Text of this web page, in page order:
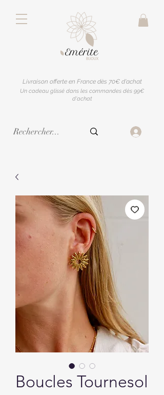
Livraison offerte en France dès 70€ d'achat
Un cadeau glissé dans les commandes dès 99€
d'achat
Boucles Tournesol